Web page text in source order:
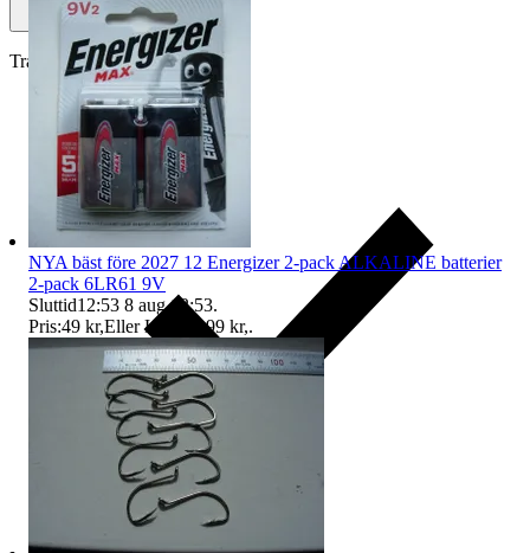
Traderas köparskydd
NYA bäst före 2027 12 Energizer 2-pack ALKALINE batterier
2-pack 6LR61 9V
Sluttid12:53 8 aug 12:53.
Pris:49 kr,Eller Köp nu 99 kr,.